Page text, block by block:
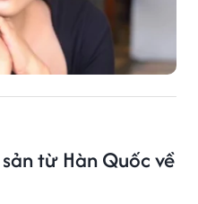
từ Hàn Quốc về